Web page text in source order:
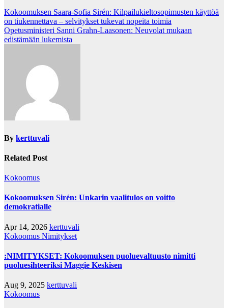
Post
navigation
Kokoomuksen Saara-Sofia Sirén: Kilpailukieltosopimusten käyttöä
on tiukennettava – selvitykset tukevat nopeita toimia
Opetusministeri Sanni Grahn-Laasonen: Neuvolat mukaan
edistämään lukemista
By kerttuvali
Related Post
Kokoomus
Kokoomuksen Sirén: Unkarin vaalitulos on voitto
demokratialle
Apr 14, 2026 kerttuvali
Kokoomus Nimitykset
:NIMITYKSET: Kokoomuksen puoluevaltuusto nimitti
puoluesihteeriksi Maggie Keskisen
Aug 9, 2025 kerttuvali
Kokoomus